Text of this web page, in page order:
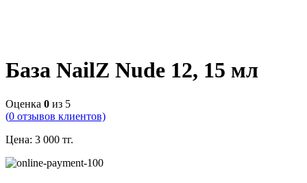
База NailZ Nude 12, 15 мл
Оценка 0 из 5
(0 отзывов клиентов)
Цена: 3 000 тг.